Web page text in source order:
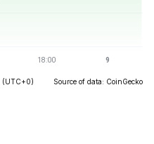
(UTC+0) Source of data: CoinGecko